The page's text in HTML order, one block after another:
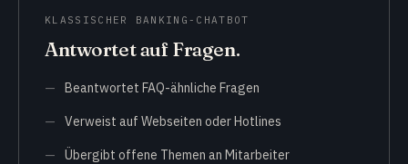
KLASSISCHER BANKING-CHATBOT
Antwortet auf Fragen.
Beantwortet FAQ-ähnliche Fragen
Verweist auf Webseiten oder Hotlines
Übergibt offene Themen an Mitarbeiter